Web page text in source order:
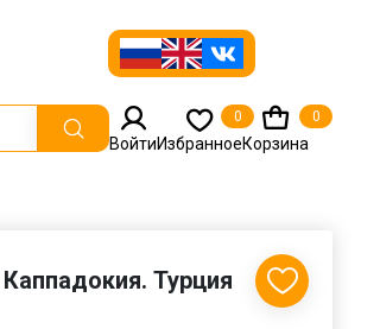
ВойтиИзбранное
0
Корзина
0
Турция